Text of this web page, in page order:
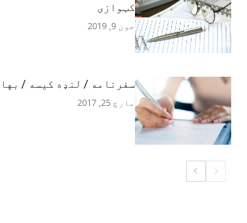
کټوازی
جون 9, 2019
سفرنامه / لنډه کيسه /
مارچ 25, 2017